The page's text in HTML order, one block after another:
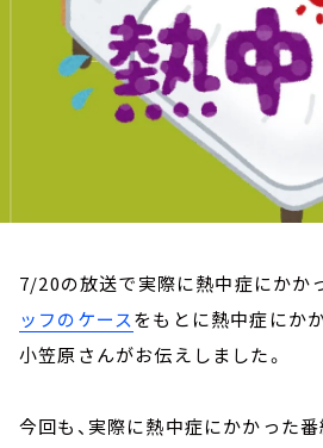
7/20の放送で実際に熱中症にかか
ッフのケースをもとに熱中症にか
小笠原さんがお伝えしました。
今回も、実際に熱中症にかかった